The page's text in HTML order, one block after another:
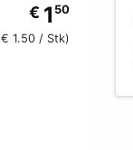
€ 1 50
1.50 / Stk)